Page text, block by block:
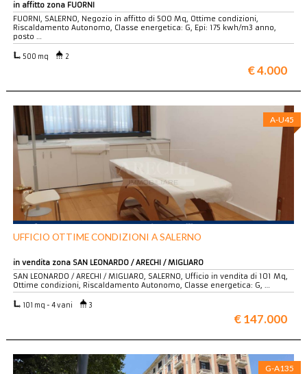
in affitto zona FUORNI
FUORNI, SALERNO, Negozio in affitto di 500 Mq, Ottime condizioni,
Riscaldamento Autonomo, Classe energetica: G, Epi: 175 kwh/m3 anno,
posto …
500 mq 2
€ 4.000
A-U45
UFFICIO OTTIME CONDIZIONI A SALERNO
in vendita zona SAN LEONARDO / ARECHI / MIGLIARO
SAN LEONARDO / ARECHI / MIGLIARO, SALERNO, Ufficio in vendita di 101 Mq,
Ottime condizioni, Riscaldamento Autonomo, Classe energetica: G, …
101 mq - 4 vani 3
€ 147.000
G-A135